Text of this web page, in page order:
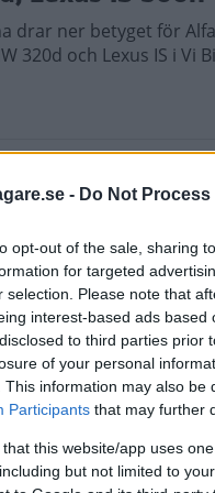
- Do Not
opt-out of the sale, sharing
for targeted
selection. Please note that
interest-based ads
to third parties prior
of your personal
This information may also
Participants that may further
that this website/app uses
but not limited to
drar ner betyget för
320d och Lexus IS i Vi
Lexus IS
Alfa Romeo hör inte till
och försvarar
serie och
det lättaste - inte ens
bilekonomi,
och utrustning för